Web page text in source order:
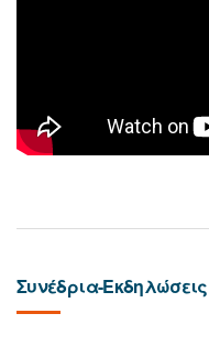
Συνέδρια-Εκδηλώσεις